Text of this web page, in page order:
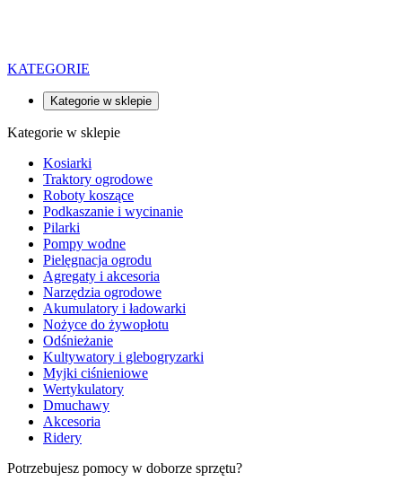
KATEGORIE
Kategorie w sklepie
Kategorie w sklepie
Kosiarki
Traktory ogrodowe
Roboty koszące
Podkaszanie i wycinanie
Pilarki
Pompy wodne
Pielęgnacja ogrodu
Agregaty i akcesoria
Narzędzia ogrodowe
Akumulatory i ładowarki
Nożyce do żywopłotu
Odśnieżanie
Kultywatory i glebogryzarki
Myjki ciśnieniowe
Wertykulatory
Dmuchawy
Akcesoria
Ridery
Potrzebujesz pomocy w doborze sprzętu?